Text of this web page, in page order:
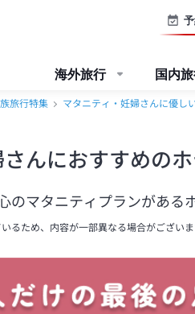
海外旅行 国内
旅行特集 マタニティ・妊婦さんに優し
んにおすすめの
のマタニティプランがある
るため、内容が一部異なる場合がござい